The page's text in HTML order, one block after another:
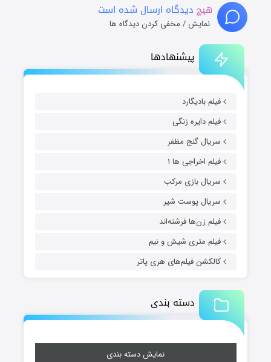
پیشنهادها
فیلم بادیگارد
فیلم دایره زنگی
سریال گنج مظفر
فیلم اخراجی ها ۱
سریال بازی مرکب
سریال پوست شیر
فیلم زن‌ها فرشته‌اند
فیلم متری شیش و نیم
کالکشن فیلم‌های هری پاتر
دسته بندی
نمایش دسته بندی
هیچ دیدگاه ارسال شده است
نمایش / مخفی کردن دیدگاه ها